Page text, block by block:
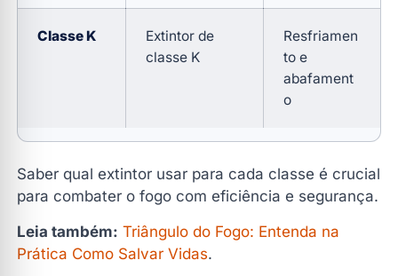
Classe K
Extintor de
classe K
Resfriamen
to e
abafament
o
Saber qual extintor usar para cada classe é crucial
para combater o fogo com eficiência e segurança.
Leia também: Triângulo do Fogo: Entenda na
Prática Como Salvar Vidas.